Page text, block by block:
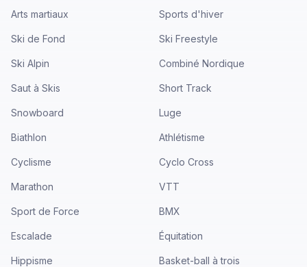
Arts martiaux Sports d'hiver
Ski de Fond Ski Freestyle
Ski Alpin Combiné Nordique
Saut à Skis Short Track
Snowboard Luge
Biathlon Athlétisme
Cyclisme Cyclo Cross
Marathon VTT
Sport de Force BMX
Escalade Équitation
Hippisme Basket-ball à trois